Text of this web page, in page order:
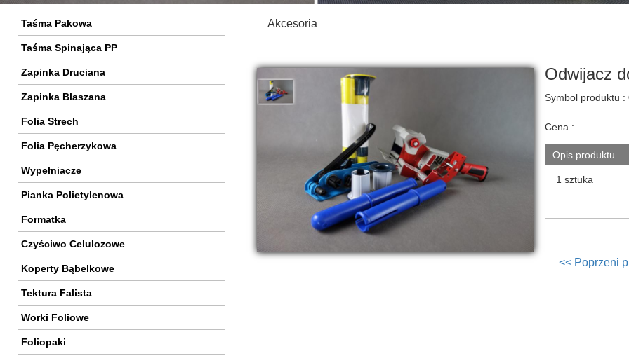
Taśma Pakowa
Taśma Spinająca PP
Zapinka Druciana
Zapinka Blaszana
Folia Strech
Folia Pęcherzykowa
Wypełniacze
Pianka Polietylenowa
Formatka
Czyściwo Celulozowe
Koperty Bąbelkowe
Tektura Falista
Worki Foliowe
Foliopaki
Akcesoria
Odwijacz
Symbol produktu :
Cena : .
Opis produktu
1 sztuka
<< Poprzeni